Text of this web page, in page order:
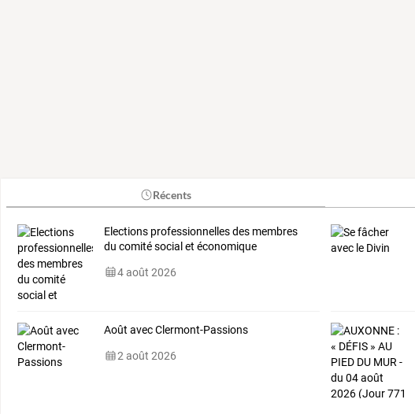
Récents
Elections professionnelles des membres
du comité social et économique
4 août 2026
Août avec Clermont-Passions
2 août 2026